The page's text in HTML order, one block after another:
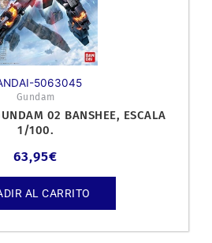
5063045
Gundam
02 BANSHEE, ESCALA
1/100.
63,95€
AL CARRITO